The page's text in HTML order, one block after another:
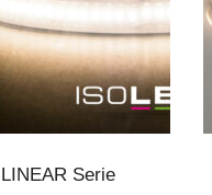
LINEAR Serie